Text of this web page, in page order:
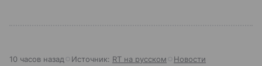
10 часов назад Источник: RT на русском Новости